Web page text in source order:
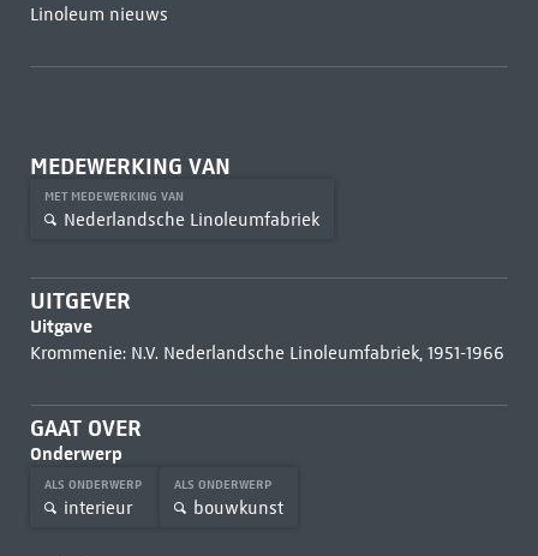
Linoleum nieuws
MEDEWERKING VAN
MET MEDEWERKING VAN
Nederlandsche Linoleumfabriek
UITGEVER
Uitgave
Krommenie: N.V. Nederlandsche Linoleumfabriek, 1951-1966
GAAT OVER
Onderwerp
ALS ONDERWERP
interieur
ALS ONDERWERP
bouwkunst